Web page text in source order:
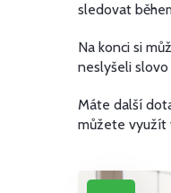
sledovat
Na konci si
neslyšeli slovo
Máte další
můžete využít